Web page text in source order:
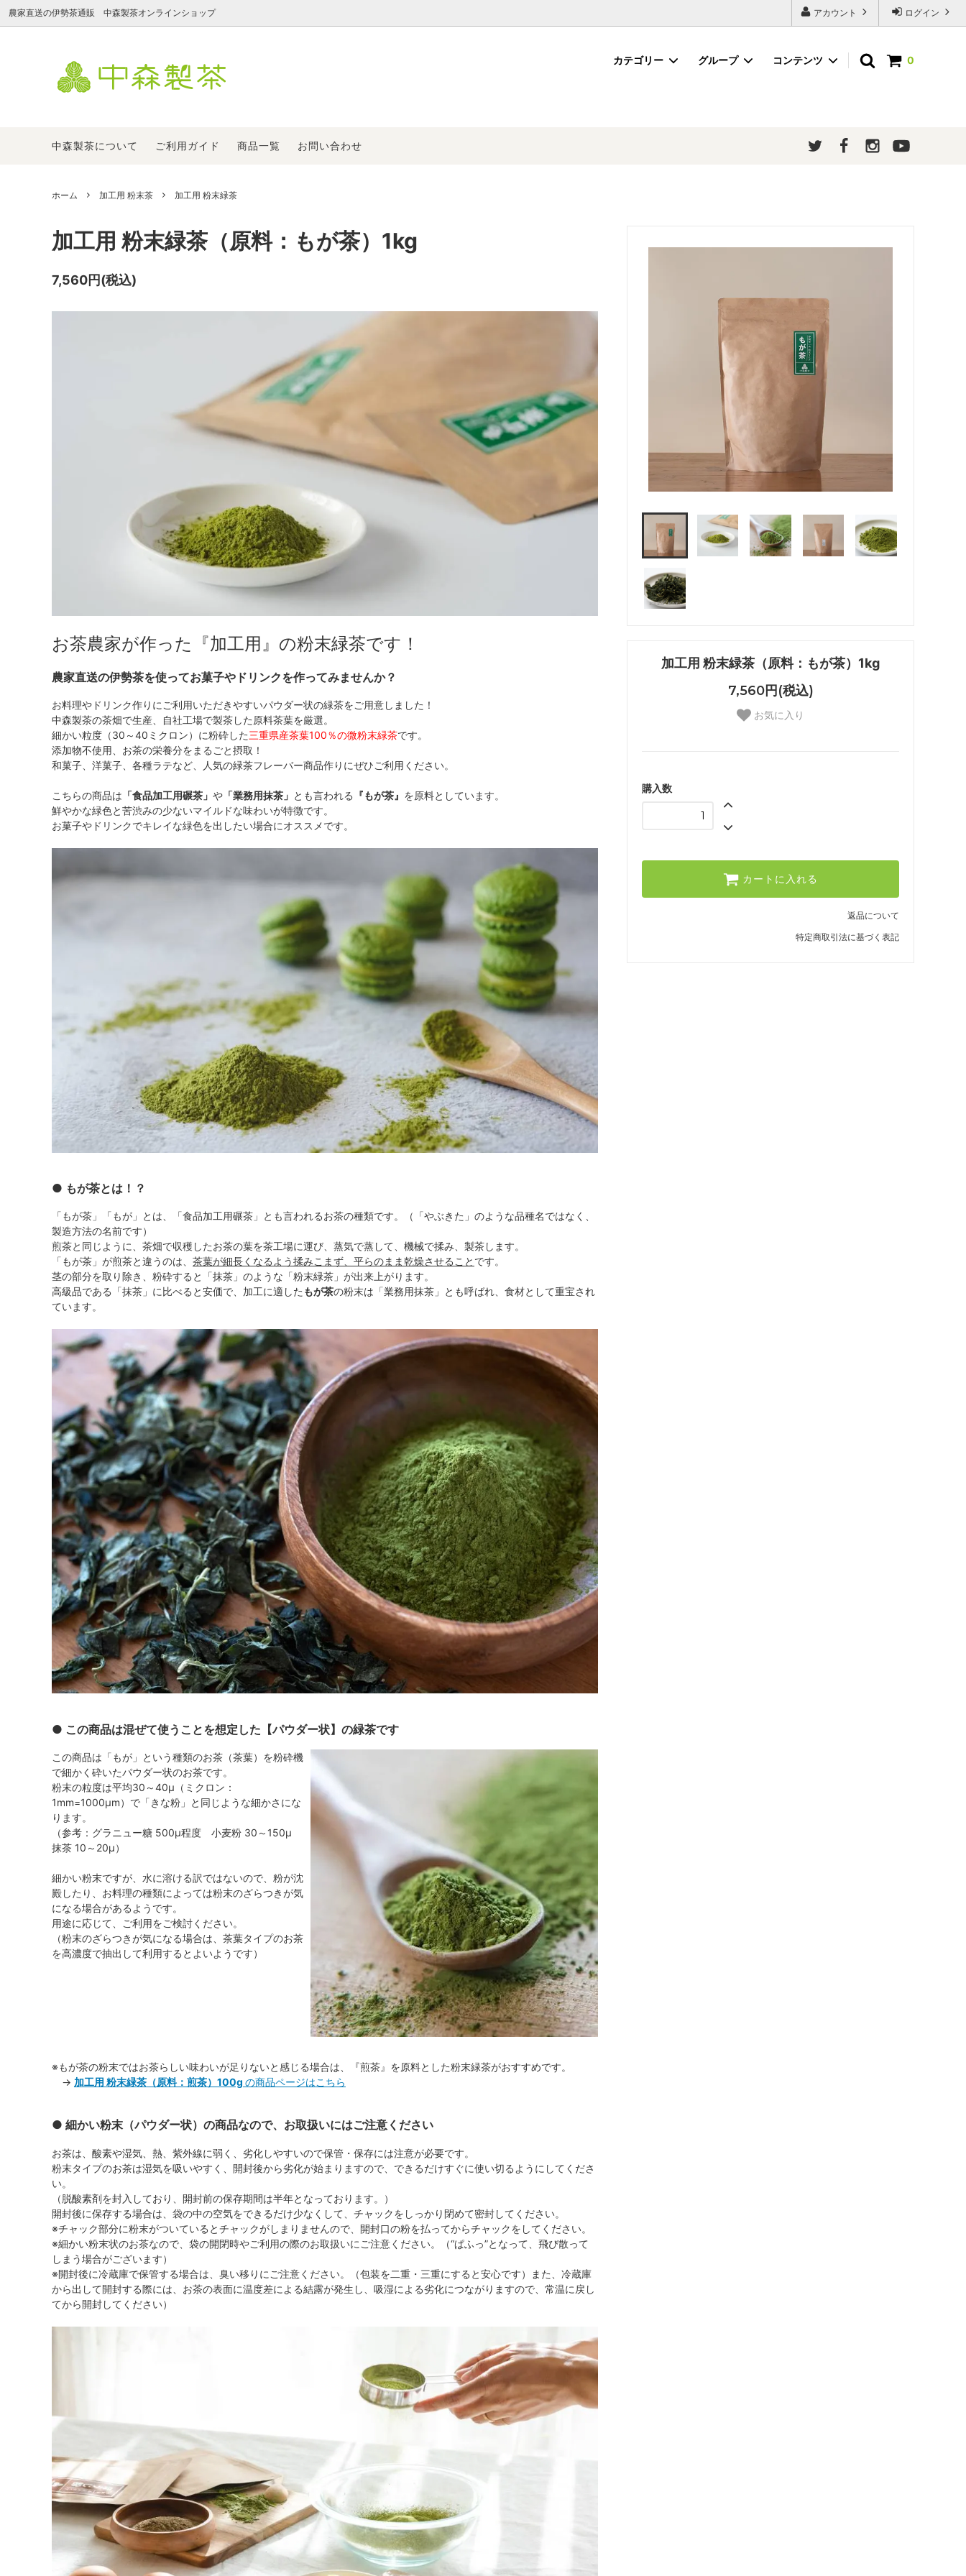
ログイン
アカウント
農家直送の伊勢茶通販 中森製茶オンラインショップ
0
カテゴリー グループ コンテンツ
中森製茶について ご利用ガイド 商品一覧 お問い合わせ
ホーム 加工用 粉末茶 加工用 粉末緑茶
加工用 粉末緑茶（原料：もが茶）1kg
7,560円(税込)
お気に入り
購入数
カートに入れる
返品について
特定商取引法に基づく表記
加工用 粉末緑茶（原料：もが茶）1kg
7,560円(税込)
お茶農家が作った『加工用』の粉末緑茶です！
農家直送の伊勢茶を使ってお菓子やドリンクを作ってみませんか？
お料理やドリンク作りにご利用いただきやすいパウダー状の緑茶をご用意しました！
中森製茶の茶畑で生産、自社工場で製茶した原料茶葉を厳選。
細かい粒度（30～40ミクロン）に粉砕した三重県産茶葉100％の微粉末緑茶です。
添加物不使用、お茶の栄養分をまるごと摂取！
和菓子、洋菓子、各種ラテなど、人気の緑茶フレーバー商品作りにぜひご利用ください。
こちらの商品は 「食品加工用碾茶」 や 「業務用抹茶」 とも言われる 『もが茶』 を原料としています。
鮮やかな緑色と苦渋みの少ないマイルドな味わいが特徴です。
お菓子やドリンクでキレイな緑色を出したい場合にオススメです。
● もが茶とは！？
「もが茶」「もが」とは、「食品加工用碾茶」とも言われるお茶の種類です。（「やぶきた」のような品種名ではなく、
製造方法の名前です）
煎茶と同じように、茶畑で収穫したお茶の葉を茶工場に運び、蒸気で蒸して、機械で揉み、製茶します。
「もが茶」が煎茶と違うのは、 茶葉が細長くなるよう揉みこまず、平らのまま乾燥させること です。
茎の部分を取り除き、粉砕すると「抹茶」のような「粉末緑茶」が出来上がります。
高級品である「抹茶」に比べると安価で、加工に適した もが茶の粉末は「業務用抹茶」とも呼ばれ、食材として重宝され
ています。
● この商品は混ぜて使うことを想定した【パウダー状】の緑茶です
この商品は「もが」という種類のお茶（茶葉）を粉砕機
で細かく砕いたパウダー状のお茶です。
粉末の粒度は平均30～40μ（ミクロン：
1mm=1000μm）で「きな粉」と同じような細かさにな
ります。
（参考：グラニュー糖 500μ程度 小麦粉 30～150μ
抹茶 10～20μ）
細かい粉末ですが、水に溶ける訳ではないので、粉が沈
殿したり、お料理の種類によっては粉末のざらつきが気
になる場合があるようです。
用途に応じて、ご利用をご検討ください。
（粉末のざらつきが気になる場合は、茶葉タイプのお茶
を高濃度で抽出して利用するとよいようです）
※もが茶の粉末ではお茶らしい味わいが足りないと感じる場合は、『煎茶』を原料とした粉末緑茶がおすすめです。
→ 加工用 粉末緑茶（原料：煎茶）100g の商品ページはこちら
● 細かい粉末（パウダー状）の商品なので、お取扱いにはご注意ください
お茶は、酸素や湿気、熱、紫外線に弱く、劣化しやすいので保管・保存には注意が必要です。
粉末タイプのお茶は湿気を吸いやすく、開封後から劣化が始まりますので、できるだけすぐに使い切るようにしてくださ
い。
（脱酸素剤を封入しており、開封前の保存期間は半年となっております。）
開封後に保存する場合は、袋の中の空気をできるだけ少なくして、チャックをしっかり閉めて密封してください。
※チャック部分に粉末がついているとチャックがしまりませんので、開封口の粉を払ってからチャックをしてください。
※細かい粉末状のお茶なので、袋の開閉時やご利用の際のお取扱いにご注意ください。（“ぱふっ”となって、飛び散って
しまう場合がございます）
※開封後に冷蔵庫で保管する場合は、臭い移りにご注意ください。（包装を二重・三重にすると安心です）また、冷蔵庫
から出して開封する際には、お茶の表面に温度差による結露が発生し、吸湿による劣化につながりますので、常温に戻し
てから開封してください）